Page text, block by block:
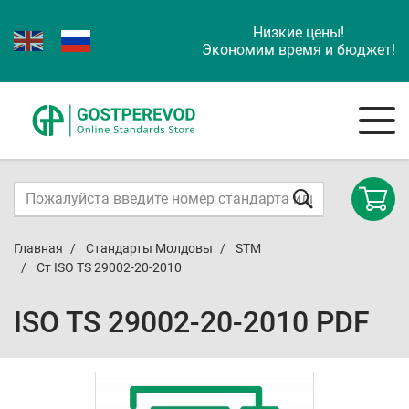
Низкие цены!
Экономим время и бюджет!
Главная Стандарты Молдовы
STM
Ст ISO TS 29002-20-2010
ISO TS 29002-20-2010 PDF